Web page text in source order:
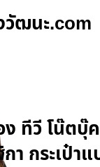
วัฒนะ.com
ำ
ง ทีวี โน๊ต
า กระเป๋า